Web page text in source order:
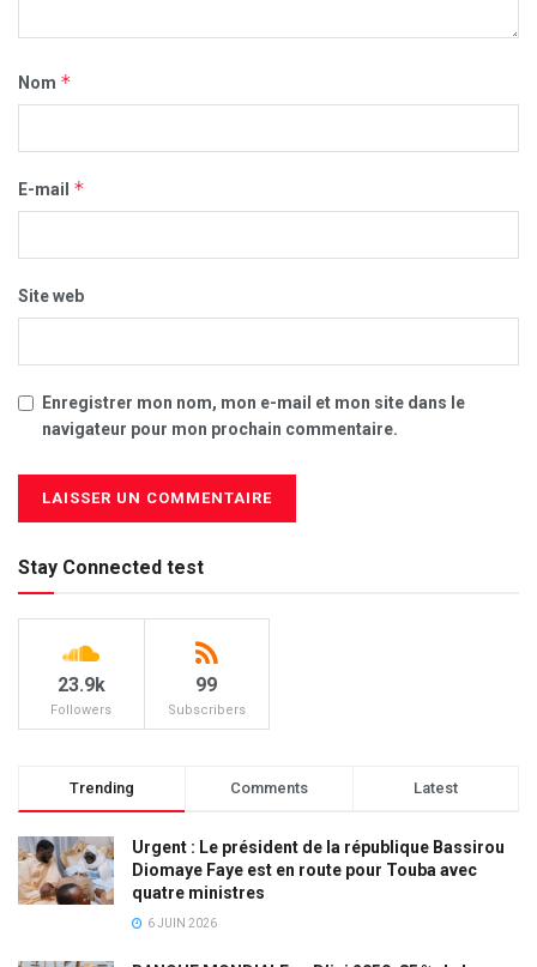
Nom *
E-mail *
Site web
Enregistrer mon nom, mon e-mail et mon site dans le
navigateur pour mon prochain commentaire.
Stay Connected test
23.9k
Followers
99
Subscribers
Trending Comments Latest
Urgent : Le président de la république Bassirou
Diomaye Faye est en route pour Touba avec
quatre ministres
6 JUIN 2026